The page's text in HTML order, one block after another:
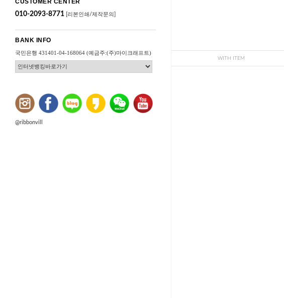
CUSTOMER CENTER
010-2093-8771
[리본인쇄/제작문의]
BANK INFO
국민은행 431401-04-168064 (예금주:(주)마이크래프트)
@ribbonvill
WITH ITEM